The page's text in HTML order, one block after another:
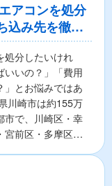
アコンを処分
込み先を徹底
処分したいけれ
いいの？」「費用
」とお悩みではあ
川崎市は約155万
市で、川崎区・幸
宮前区・多摩区・